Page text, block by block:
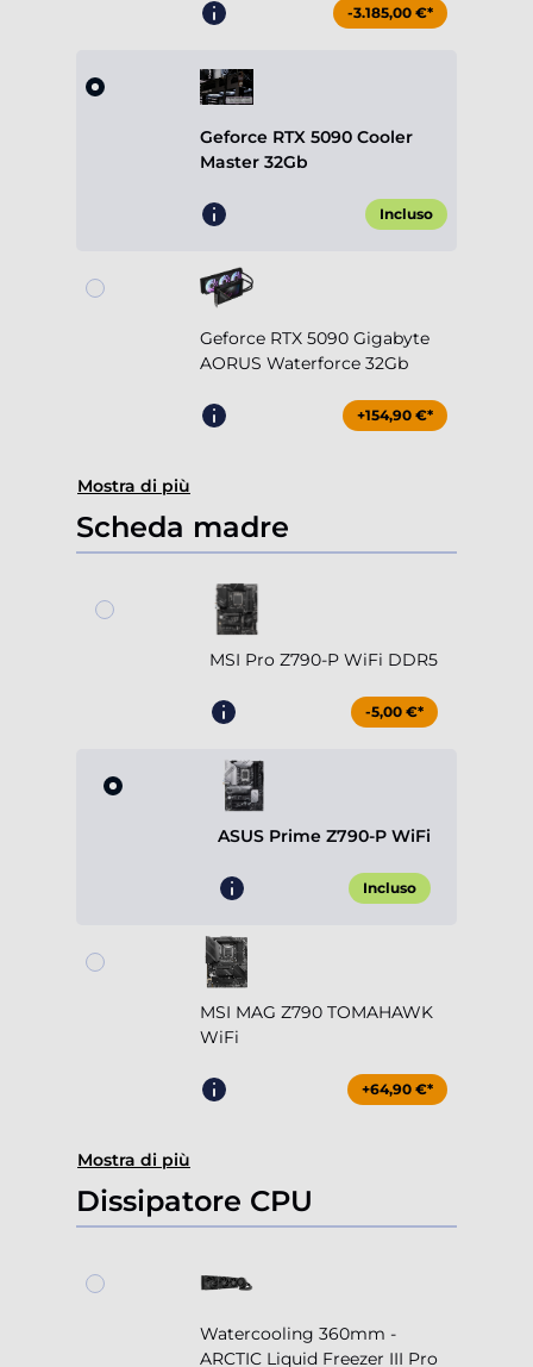
-3.185,00 €*
Geforce RTX 5090 Cooler
Master 32Gb
Incluso
Geforce RTX 5090 Gigabyte
AORUS Waterforce 32Gb
+154,90 €*
Mostra di più
Scheda madre
MSI Pro Z790-P WiFi DDR5
-5,00 €*
ASUS Prime Z790-P WiFi
Incluso
MSI MAG Z790 TOMAHAWK
WiFi
+64,90 €*
Mostra di più
Dissipatore CPU
Watercooling 360mm -
ARCTIC Liquid Freezer III Pro